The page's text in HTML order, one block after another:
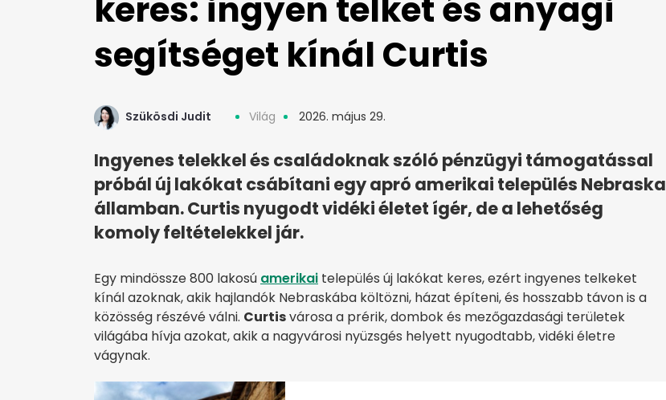
keres: ingyen telket és anyagi
segítséget kínál Curtis
Szükösdi Judit Világ 2026. május 29.
Ingyenes telekkel és családoknak szóló pénzügyi támogatással
próbál új lakókat csábítani egy apró amerikai település Nebraska
államban. Curtis nyugodt vidéki életet ígér, de a lehetőség
komoly feltételekkel jár.
Egy mindössze 800 lakosú amerikai település új lakókat keres, ezért ingyenes telkeket
kínál azoknak, akik hajlandók Nebraskába költözni, házat építeni, és hosszabb távon is a
közösség részévé válni. Curtisvárosa a prérik, dombok és mezőgazdasági területek
világába hívja azokat, akik a nagyvárosi nyüzsgés helyett nyugodtabb, vidéki életre
vágynak.